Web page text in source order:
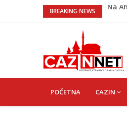
BREAKING NEWS
U
Na
NAVIGATION
POČETNA CAZIN